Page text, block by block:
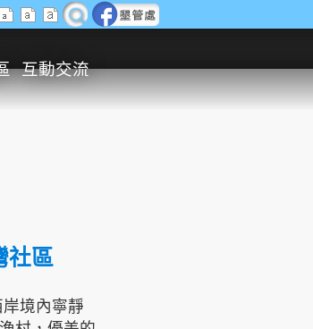
互動交流
社區
境內寧靜